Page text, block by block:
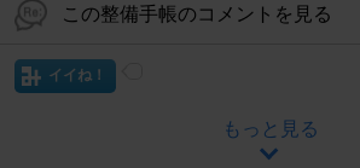
この整備手帳のコメントを見る
イイね！
もっと見る